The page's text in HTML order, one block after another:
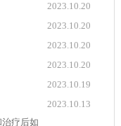
2023.10.20
2023.10.20
2023.10.20
2023.10.20
2023.10.19
2023.10.13
疗后如